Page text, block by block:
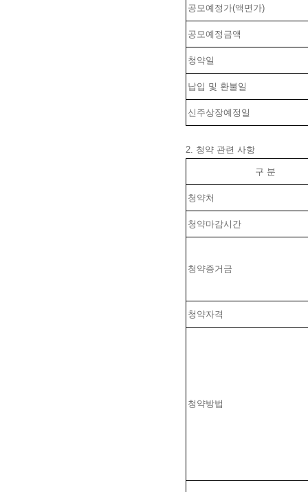
공모예정가(액면가)
공모예정금액
청약일
납입 및 환불일
신주상장예정일
2. 청약 관련 사항
구 분
청약처
청약마감시간
청약증거금
청약자격
청약방법